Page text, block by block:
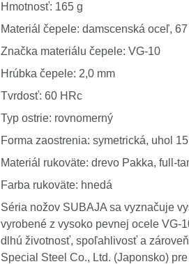
Hmotnosť: 165 g
Materiál čepele: damscenská oceľ,
Značka materiálu čepele: VG-10
Hrúbka čepele: 2,0 mm
Tvrdosť: 60 HRc
Typ ostrie: rovnomerný
Forma zaostrenia: symetrická, uhol
Materiál rukoväte: drevo Pakka, full-
Farba rukoväte: hnedá
Séria nožov SUBAJA sa vyznačuje
vyrobené z vysoko pevnej ocele VG-
dlhú životnosť, spoľahlivosť a
Special Steel Co., Ltd. (Japonsko)